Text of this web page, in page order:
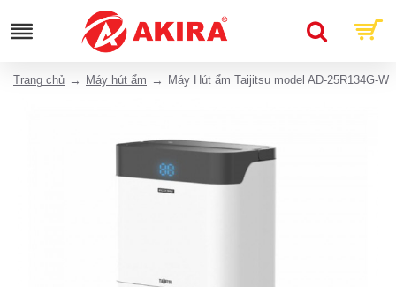
Trang chủ Máy hút ẩm Máy Hút ẩm Taijitsu model AD-25R134G-W